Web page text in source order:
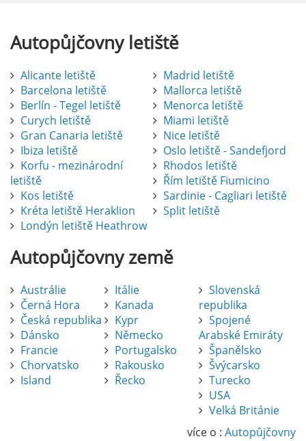
Autopůjčovnyletiště
Alicante letiště
Barcelona letiště
Berlín - Tegel letiště
Curych letiště
Gran Canaria letiště
Ibiza letiště
Korfu - mezinárodní
letiště
Kos letiště
Kréta letiště Heraklion
Londýn letiště Heathrow
Madrid letiště
Mallorca letiště
Menorca letiště
Miami letiště
Nice letiště
Oslo letiště - Sandefjord
Rhodos letiště
Řím letiště Fiumicino
Sardinie - Cagliari letiště
Split letiště
Autopůjčovnyzemě
Austrálie
Černá Hora
Česká republika
Dánsko
Francie
Chorvatsko
Island
Itálie
Kanada
Kypr
Německo
Portugalsko
Rakousko
Řecko
Slovenská
republika
Spojené
Arabské Emiráty
Španělsko
Švýcarsko
Turecko
USA
Velká Británie
více o : Autopůjčovny
Pronájem auta na letišti Alicante
Půjčení auta na letišti v Alicante je výborný
způsob, jak pohodlně objevovat město i jeho